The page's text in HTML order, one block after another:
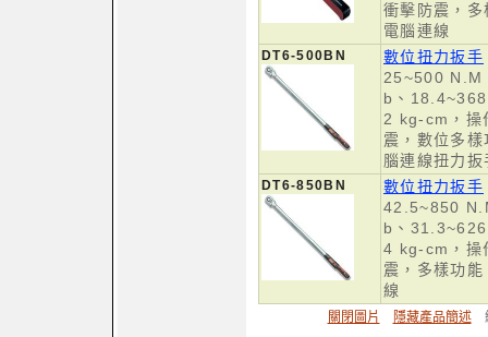
衝擊防震，
電腦連線
DT6-500BN
數位扭力扳手
25~500
b、
2 kg-cm，操
震，數位多
腦連線扭力扳
DT6-850BN
數位扭力扳手
42.5~850
b、
4 kg-cm，操
震，多樣功
線
關閉圖片 隱藏產品簡述